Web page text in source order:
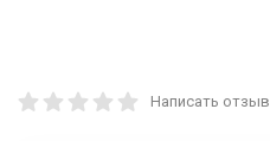
Написать отзыв